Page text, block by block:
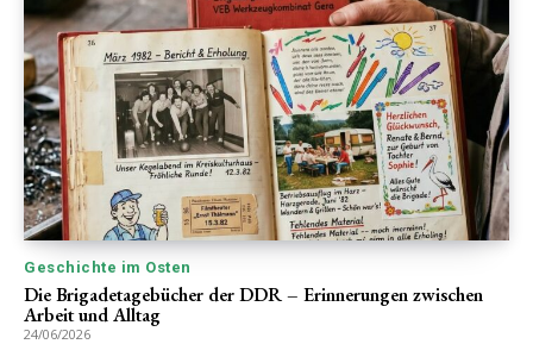
Geschichte im Osten
Die Brigadetagebücher der DDR – Erinnerungen zwischen
Arbeit und Alltag
24/06/2026